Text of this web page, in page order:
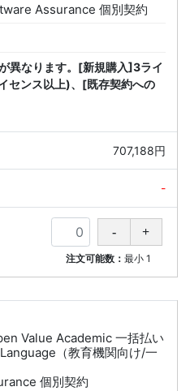
Assurance 個別契約
異なります。[新規購入]3ライ
センス以上)、[既存契約への
707,188円
-
注文可能数：最小 1
Value Academic 一括払い
（教育機関向け/一
個別契約